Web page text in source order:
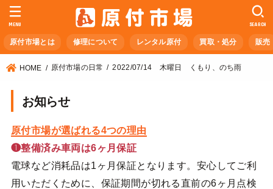
原付市場とは 修理について レンタル原付 買取・処分 販売
SEARCH
MENU
HOME 原付市場の日常 2022/07/14 木曜日 くもり、のち雨
お知らせ
原付市場が選ばれる4つの理由
❶整備済み車両は6ヶ月保証
電球など消耗品は1ヶ月保証となります。安心してご利
用いただくために、保証期間が切れる直前の6ヶ月点検